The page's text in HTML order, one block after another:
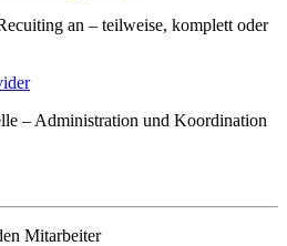
an – teilweise, komplett oder
– Administration und Koordination
Mitarbeiter